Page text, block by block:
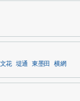
文花 堤通 東墨田 横網